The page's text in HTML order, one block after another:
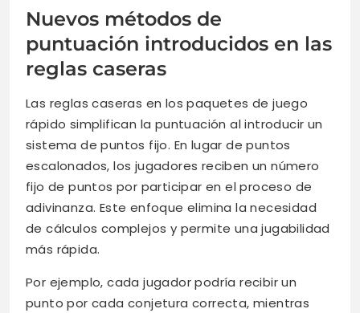
Nuevos métodos de
puntuación introducidos en las
reglas caseras
Las reglas caseras en los paquetes de juego
rápido simplifican la puntuación al introducir un
sistema de puntos fijo. En lugar de puntos
escalonados, los jugadores reciben un número
fijo de puntos por participar en el proceso de
adivinanza. Este enfoque elimina la necesidad
de cálculos complejos y permite una jugabilidad
más rápida.
Por ejemplo, cada jugador podría recibir un
punto por cada conjetura correcta, mientras